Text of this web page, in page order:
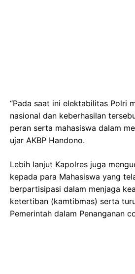
“Pada saat ini elektabilitas Polri
nasional dan keberhasilan
peran serta mahasiswa dalam
ujar AKBP Handono.
Lebih lanjut Kapolres juga
kepada para Mahasiswa yang
berpartisipasi dalam menjaga
ketertiban (kamtibmas) serta
Pemerintah dalam Penanganan